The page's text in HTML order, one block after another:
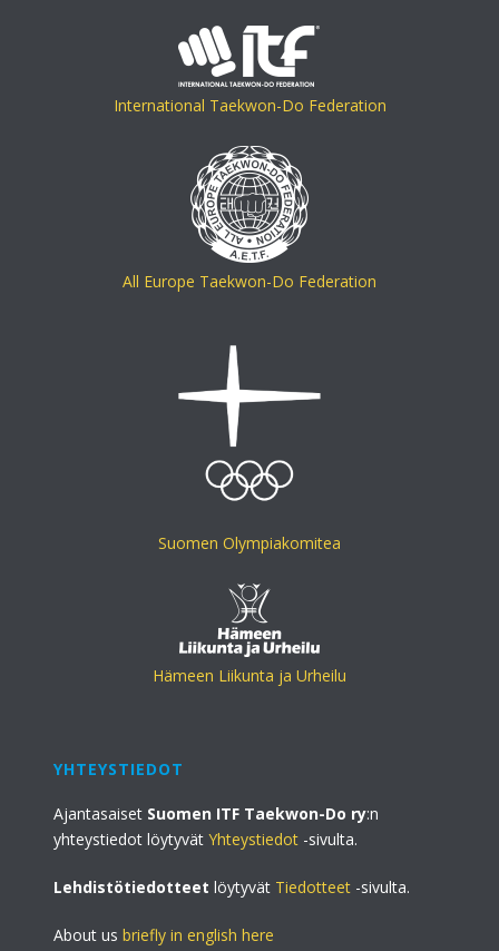
International Taekwon-Do Federation
All Europe Taekwon-Do Federation
Suomen Olympiakomitea
Hämeen Liikunta ja Urheilu
YHTEYSTIEDOT
Ajantasaiset Suomen ITF Taekwon-Do ry:n
yhteystiedot löytyvätYhteystiedot -sivulta.
Lehdistötiedotteet löytyvät Tiedotteet -sivulta.
About usbriefly in english here